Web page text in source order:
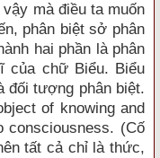
mà điều ta muốn
phân biệt sở phân
hai phần là phân
của chữ Biểu. Biểu
đối tượng phân biệt.
of knowing and
consciousness. (Cố
tất cả chỉ là thức,